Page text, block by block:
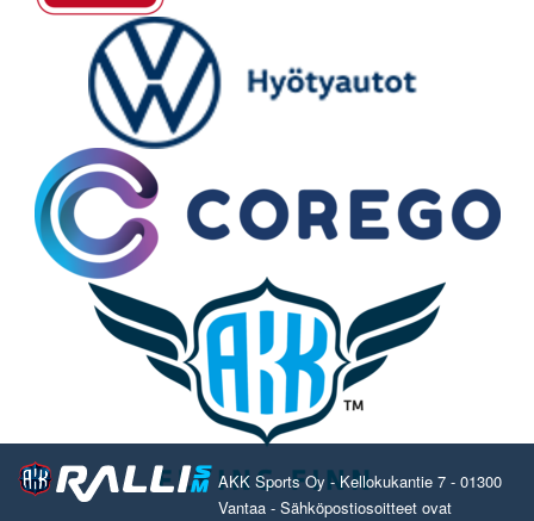
AKK Sports Oy - Kellokukantie 7 - 01300
Vantaa - Sähköpostiosoitteet ovat